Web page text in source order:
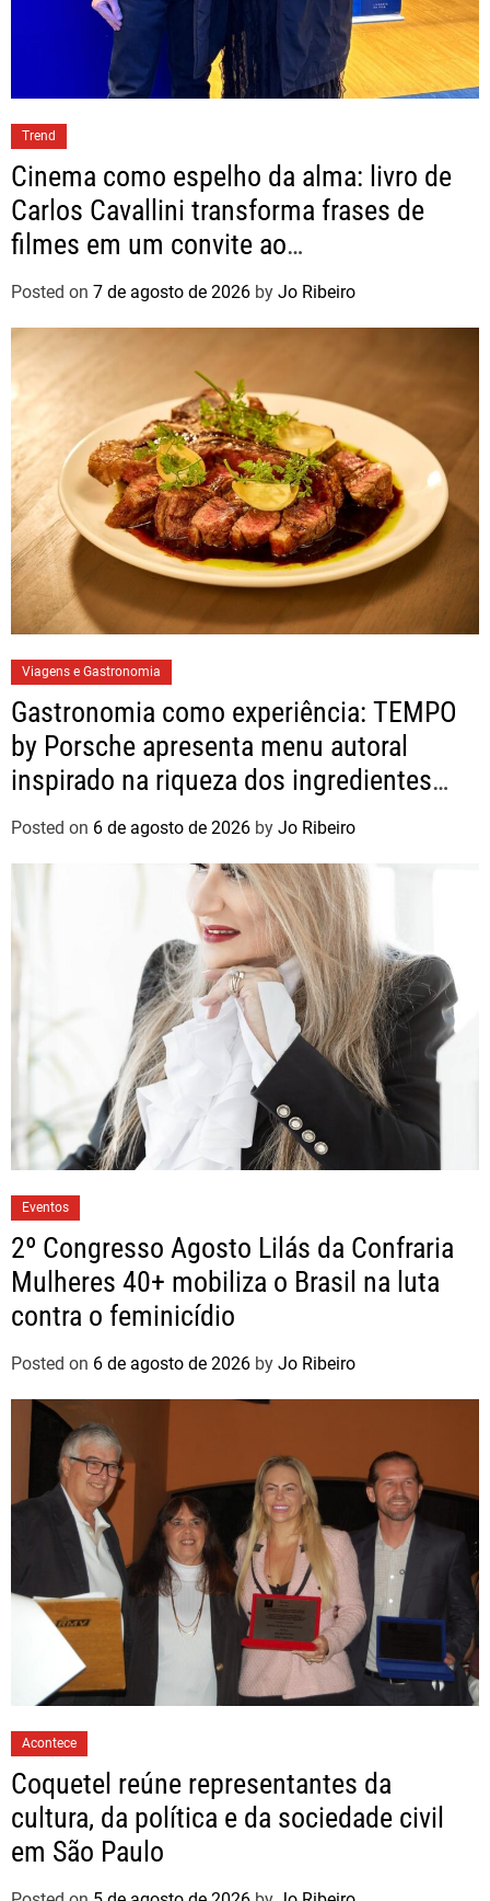
Trend
Cinema como espelho da alma: livro de
Carlos Cavallini transforma frases de
filmes em um convite ao
autoconhecimento
Posted on 7 de agosto de 2026 by Jo Ribeiro
Viagens e Gastronomia
Gastronomia como experiência: TEMPO
by Porsche apresenta menu autoral
inspirado na riqueza dos ingredientes
brasileiros
Posted on 6 de agosto de 2026 by Jo Ribeiro
Eventos
2º Congresso Agosto Lilás da Confraria
Mulheres 40+ mobiliza o Brasil na luta
contra o feminicídio
Posted on 6 de agosto de 2026 by Jo Ribeiro
Acontece
Coquetel reúne representantes da
cultura, da política e da sociedade civil
em São Paulo